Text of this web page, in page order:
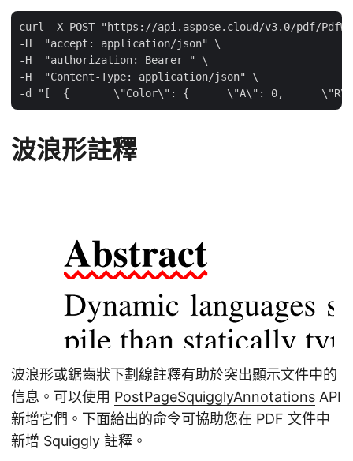
curl -X POST "https://api.aspose.cloud/v3.0/pdf/
-H  "accept: application/json" \
-H  "authorization: Bearer " \
-H  "Content-Type: application/json" \
-d "[  {       \"Color\": {      \"A\": 0,      \"R\":
波浪形註釋
波浪形或鋸齒狀下劃線註釋有助於突出顯示文件中的
信息。可以使用 PostPageSquigglyAnnotations API
新增它們。下面給出的命令可協助您在 PDF 文件中
新增 Squiggly 註釋。